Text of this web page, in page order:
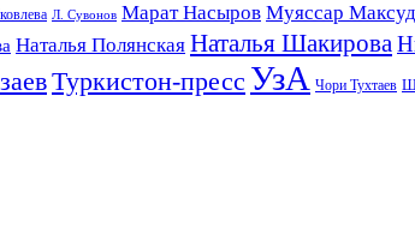
Л. Сувонов Марат Насыров Муяссар
Наталья Полянская Наталья Шакирова
Туркистон-пресс УзА Чори Тухтаев